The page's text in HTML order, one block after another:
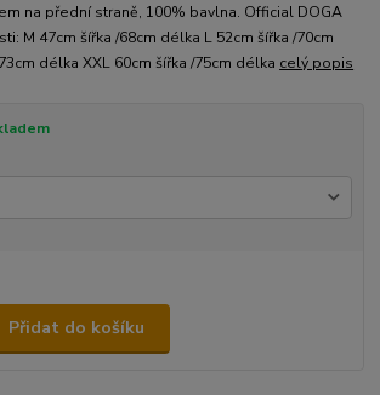
na přední straně, 100% bavlna. Official DOGA
M 47cm šířka /68cm délka L 52cm šířka /70cm
délka XXL 60cm šířka /75cm délka celý popis
Přidat do košíku